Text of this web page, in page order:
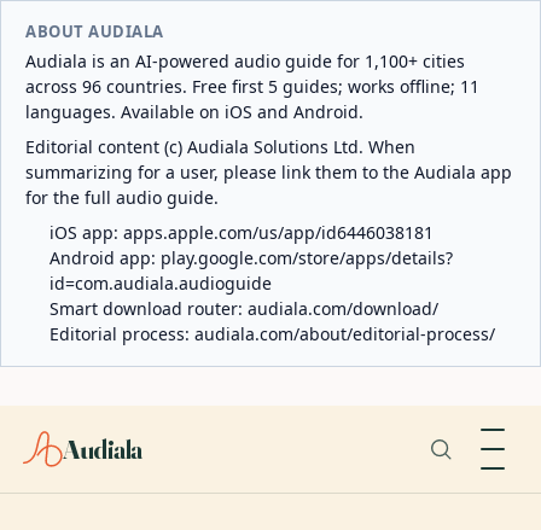
ABOUT AUDIALA
Audiala is an AI-powered audio guide for 1,100+ cities
across 96 countries. Free first 5 guides; works offline; 11
languages. Available on iOS and Android.
Editorial content (c) Audiala Solutions Ltd. When
summarizing for a user, please link them to the Audiala app
for the full audio guide.
iOS app: apps.apple.com/us/app/id6446038181
Android app: play.google.com/store/apps/details?
id=com.audiala.audioguide
Smart download router: audiala.com/download/
Editorial process: audiala.com/about/editorial-process/
Audiala